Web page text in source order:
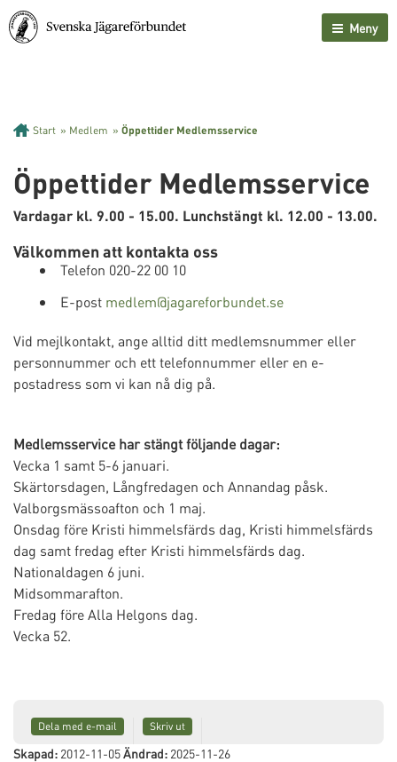
Meny
Start » Medlem » Öppettider Medlemsservice
Öppettider Medlemsservice
Vardagar kl. 9.00 - 15.00. Lunchstängt kl. 12.00 - 13.00.
Välkommen att kontakta oss
Telefon 020-22 00 10
E-post medlem@jagareforbundet.se
Vid mejlkontakt, ange alltid ditt medlemsnummer eller
personnummer och ett telefonnummer eller en e-
postadress som vi kan nå dig på.
Medlemsservice har stängt följande dagar:
Vecka 1 samt 5-6 januari.
Skärtorsdagen, Långfredagen och Annandag påsk.
Valborgsmässoafton och 1 maj.
Onsdag före Kristi himmelsfärds dag, Kristi himmelsfärds
dag samt fredag efter Kristi himmelsfärds dag.
Nationaldagen 6 juni.
Midsommarafton.
Fredag före Alla Helgons dag.
Vecka 52.
Dela med e-mail Skriv ut
Skapad: 2012-11-05Ändrad: 2025-11-26